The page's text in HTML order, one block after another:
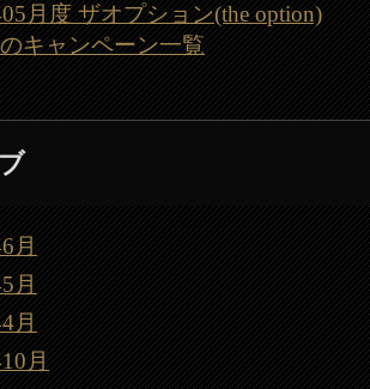
月度 ザオプション(the option)
キャンペーン一覧
月
月
月
月